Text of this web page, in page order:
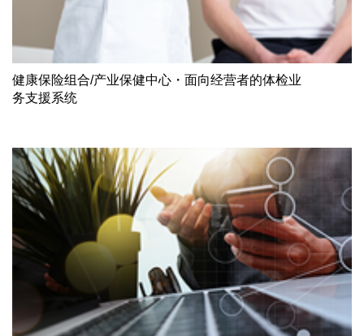
健康保险组合/产业保健中心・面向经营者的体检业
务支援系统